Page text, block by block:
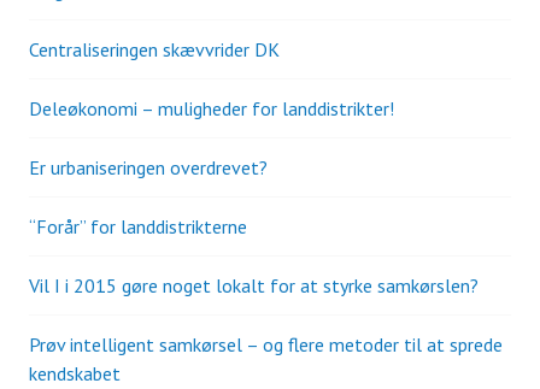
Centraliseringen skævvrider DK
Deleøkonomi – muligheder for landdistrikter!
Er urbaniseringen overdrevet?
“Forår” for landdistrikterne
Vil I i 2015 gøre noget lokalt for at styrke samkørslen?
Prøv intelligent samkørsel – og flere metoder til at sprede
kendskabet